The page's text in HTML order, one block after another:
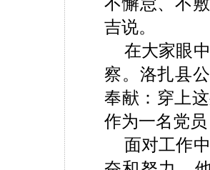
吉说。
在大家眼
察。洛扎县
奉献：穿上
作为一名党
面对工作